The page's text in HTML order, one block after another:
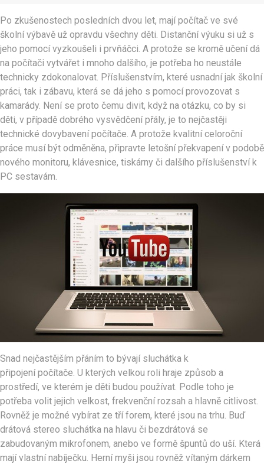
Po zkušenostech posledních dvou let, mají počítač ve své
školní výbavě už opravdu všechny děti. Distanční výuku si už s
jeho pomocí vyzkoušeli i prvňáčci. A protože se kromě učení dá
na počítači vytvářet i mnoho dalšího, je potřeba ho neustále
technicky zdokonalovat. Příslušenstvím, které usnadní jak školní
práci, tak i zábavu, která se dá jeho s pomocí provozovat s
kamarády. Není se proto čemu divit, když na otázku, co by si
děti, v případě dobrého vysvědčení přály, je to nejčastěji
technické dovybavení počítače. A protože kvalitní celoroční
práce musí být odměněna, připravte letošní překvapení v podobě
nového monitoru, klávesnice, tiskárny či dalšího příslušenství k
PC sestavám.
Snad nejčastějším přáním to bývají sluchátka k
připojení počítače. U kterých velkou roli hraje způsob a
prostředí, ve kterém je děti budou používat. Podle toho je
potřeba volit jejich velkost, frekvenční rozsah a hlavně citlivost.
Rovněž je možné vybírat ze tří forem, které jsou na trhu. Buď
drátová stereo sluchátka na hlavu či bezdrátová se
zabudovaným mikrofonem, anebo ve formě špuntů do uší. Která
mají vlastní nabíječku. Herní myši jsou rovněž vítaným dárkem